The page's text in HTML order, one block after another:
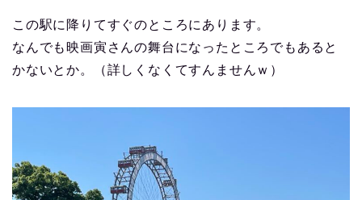
この駅に降りてすぐのところにあります。
なんでも映画寅さんの舞台になったところでもあると
かないとか。（詳しくなくてすんませんｗ）